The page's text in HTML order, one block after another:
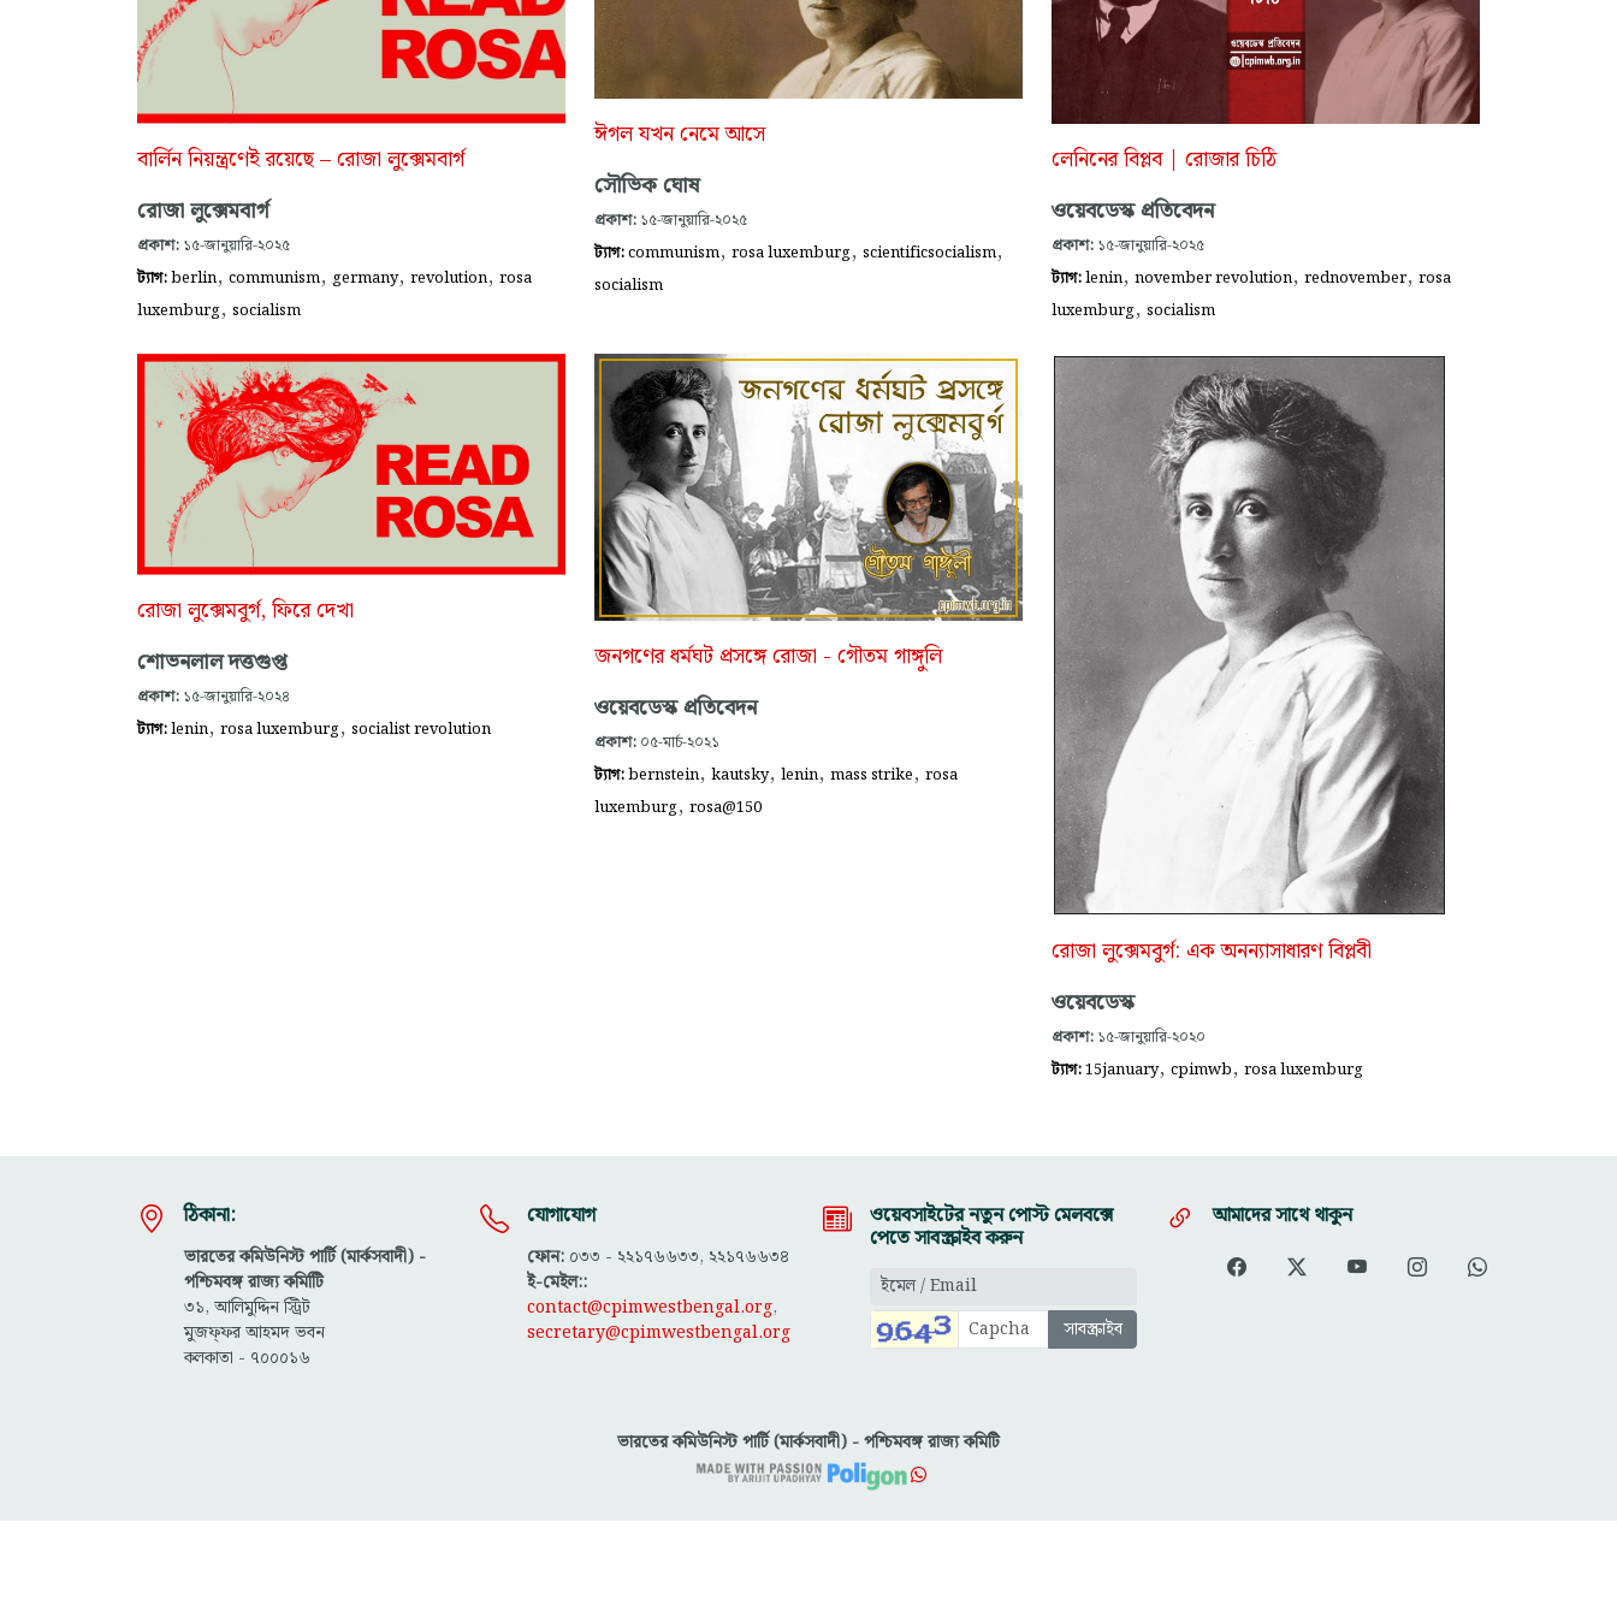
বার্লিন নিয়ন্ত্রণেই রয়েছে – রোজা লুক্সেমবার্গ
রোজা লুক্সেমবার্গ
প্রকাশ: ১৫-জানুয়ারি-২০২৫
ট্যাগ:berlin, communism, germany, revolution, rosa
luxemburg, socialism
ঈগল যখন নেমে আসে
সৌভিক ঘোষ
প্রকাশ: ১৫-জানুয়ারি-২০২৫
ট্যাগ:communism, rosa luxemburg, scientificsocialism,
socialism
লেনিনের বিপ্লব | রোজার চিঠি
ওয়েবডেস্ক প্রতিবেদন
প্রকাশ: ১৫-জানুয়ারি-২০২৫
ট্যাগ:lenin, november revolution, rednovember, rosa
luxemburg, socialism
রোজা লুক্সেমবুর্গ, ফিরে দেখা
শোভনলাল দত্তগুপ্ত
প্রকাশ: ১৫-জানুয়ারি-২০২৪
ট্যাগ:lenin, rosa luxemburg, socialist revolution
জনগণের ধর্মঘট প্রসঙ্গে রোজা - গৌতম গাঙ্গুলি
ওয়েবডেস্ক প্রতিবেদন
প্রকাশ: ০৫-মার্চ-২০২১
ট্যাগ:bernstein, kautsky, lenin, mass strike, rosa
luxemburg, rosa@150
রোজা লুক্সেমবুর্গ: এক অনন্যাসাধারণ বিপ্লবী
ওয়েবডেস্ক
প্রকাশ: ১৫-জানুয়ারি-২০২০
ট্যাগ:15january, cpimwb, rosa luxemburg
ঠিকানা:
ভারতের কমিউনিস্ট পার্টি (মার্কসবাদী) -
পশ্চিমবঙ্গ রাজ্য কমিটিি
৩১, আলিমুদ্দিন স্ট্রিট
মুজফ্ফ‌র আহমদ ভবন
কলকাতা - ৭০০০১৬
যোগাযোগ
ফোন: ০৩৩ - ২২১৭৬৬৩৩, ২২১৭৬৬৩৪
ই-মেইল::
contact@cpimwestbengal.org,
secretary@cpimwestbengal.org
ওয়েবসাইটের নতুন পোস্ট মেলবক্সে
পেতে সাবস্ক্রাইব করুন
আমাদের সাথে থাকুন
ভারতের কমিউনিস্ট পার্টি (মার্কসবাদী) - পশ্চিমবঙ্গ রাজ্য কমিটি